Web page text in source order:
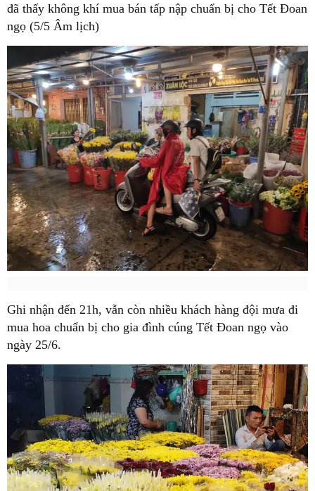
đã thấy không khí mua bán tấp nập chuẩn bị cho Tết Đoan
ngọ (5/5 Âm lịch)
Ghi nhận đến 21h, vẫn còn nhiều khách hàng đội mưa đi
mua hoa chuẩn bị cho gia đình cúng Tết Đoan ngọ vào
ngày 25/6.